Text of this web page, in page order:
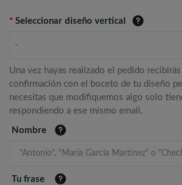
* Seleccionar diseño vertical
-
Una vez hayas realizado el pedido
confirmación con el boceto de tu diseño
necesitas que modifiquemos algo solo
respondiendo a ese mismo email.
Nombre
Tu frase